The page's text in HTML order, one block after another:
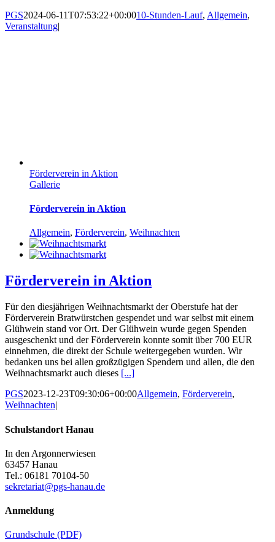
PGS2024-06-11T07:53:22+00:0010-Stunden-Lauf, Allgemein,
Veranstaltung|
Förderverein in Aktion
Gallerie
Förderverein in Aktion
Allgemein, Förderverein, Weihnachten
Förderverein in Aktion
Für den diesjährigen Weihnachtsmarkt der Oberstufe hat der
Förderverein Bratwürstchen gespendet und war selbst mit einem
Glühwein stand vor Ort. Der Glühwein wurde gegen Spenden
ausgeschenkt und der Förderverein konnte somit über 700 EUR
einnehmen, die direkt der Schule weitergegeben wurden. Wir
bedanken uns bei allen großzügigen Spendern und allen, die den
Weihnachtsmarkt auch dieses [...]
PGS2023-12-23T09:30:06+00:00Allgemein, Förderverein,
Weihnachten|
Schulstandort Hanau
In den Argonnerwiesen
63457 Hanau
Tel.: 06181 70104-50
sekretariat@pgs-hanau.de
Anmeldung
Grundschule (PDF)